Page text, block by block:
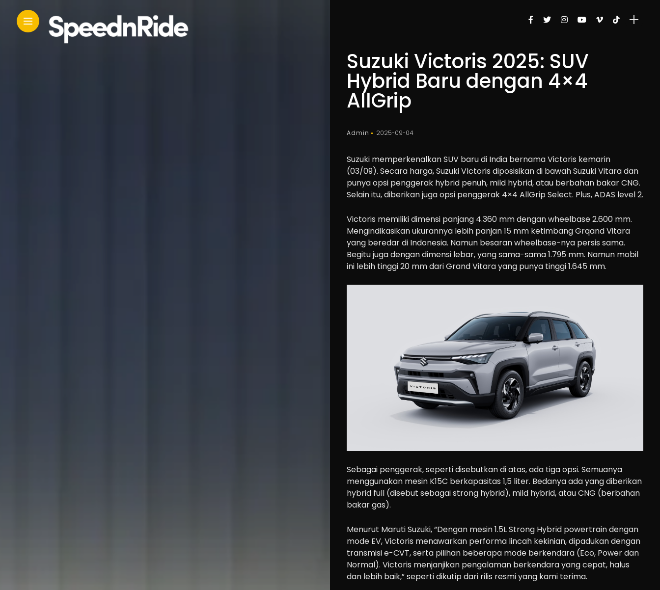
Suzuki Victoris 2025: SUV
Hybrid Baru dengan 4×4
AllGrip
Admin 2025-09-04
Suzuki memperkenalkan SUV baru di India bernama Victoris kemarin
(03/09). Secara harga, Suzuki VIctoris diposisikan di bawah Suzuki Vitara dan
punya opsi penggerak hybrid penuh, mild hybrid, atau berbahan bakar CNG.
Selain itu, diberikan juga opsi penggerak 4×4 AllGrip Select. Plus, ADAS level 2.
Victoris memiliki dimensi panjang 4.360 mm dengan wheelbase 2.600 mm.
Mengindikasikan ukurannya lebih panjan 15 mm ketimbang Grqand Vitara
yang beredar di Indonesia. Namun besaran wheelbase-nya persis sama.
Begitu juga dengan dimensi lebar, yang sama-sama 1.795 mm. Namun mobil
ini lebih tinggi 20 mm dari Grand Vitara yang punya tinggi 1.645 mm.
Sebagai penggerak, seperti disebutkan di atas, ada tiga opsi. Semuanya
menggunakan mesin K15C berkapasitas 1,5 liter. Bedanya ada yang diberikan
hybrid full (disebut sebagai strong hybrid), mild hybrid, atau CNG (berbahan
bakar gas).
Menurut Maruti Suzuki, “Dengan mesin 1.5L Strong Hybrid powertrain dengan
mode EV, Victoris menawarkan performa lincah kekinian, dipadukan dengan
transmisi e-CVT, serta pilihan beberapa mode berkendara (Eco, Power dan
Normal). Victoris menjanjikan pengalaman berkendara yang cepat, halus
dan lebih baik,” seperti dikutip dari rilis resmi yang kami terima.